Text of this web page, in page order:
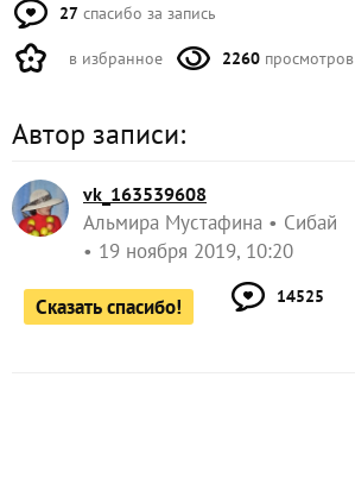
27 спасибо за запись
в избранное 2260 просмотров
Автор записи:
vk_163539608
Альмира Мустафина
Сибай
19 ноября 2019, 10:20
Сказать спасибо! 14525